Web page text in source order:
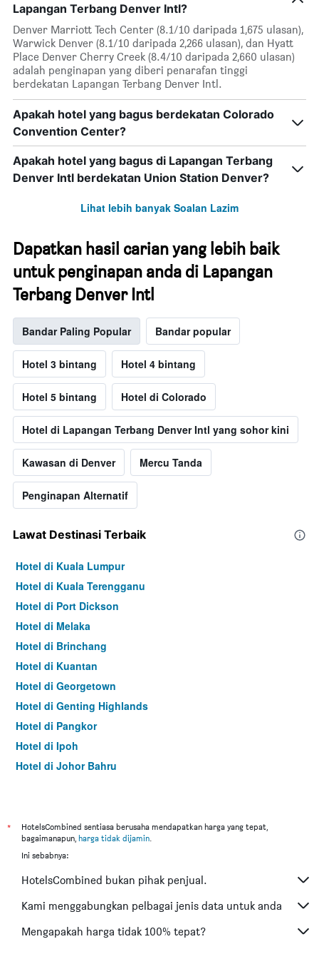
Lapangan Terbang Denver Intl?
Denver Marriott Tech Center (8.1/10 daripada 1,675 ulasan),
Warwick Denver (8.1/10 daripada 2,266 ulasan), dan Hyatt
Place Denver Cherry Creek (8.4/10 daripada 2,660 ulasan)
adalah penginapan yang diberi penarafan tinggi
berdekatan Lapangan Terbang Denver Intl.
Apakah hotel yang bagus berdekatan Colorado
Convention Center?
Apakah hotel yang bagus di Lapangan Terbang
Denver Intl berdekatan Union Station Denver?
Lihat lebih banyak Soalan Lazim
Dapatkan hasil carian yang lebih baik
untuk penginapan anda di Lapangan
Terbang Denver Intl
Bandar Paling Popular Bandar popular
Hotel 3 bintang Hotel 4 bintang
Hotel 5 bintang Hotel di Colorado
Hotel di Lapangan Terbang Denver Intl yang sohor kini
Kawasan di Denver Mercu Tanda
Penginapan Alternatif
Lawat Destinasi Terbaik
Hotel di Kuala Lumpur
Hotel di Kuala Terengganu
Hotel di Port Dickson
Hotel di Melaka
Hotel di Brinchang
Hotel di Kuantan
Hotel di Georgetown
Hotel di Genting Highlands
Hotel di Pangkor
Hotel di Ipoh
Hotel di Johor Bahru
Hotel di Kuching
Hotel di Tokyo
Hotel di Bangkok
Hotel di Putrajaya
Hotel di Shah Alam
*
HotelsCombined sentiasa berusaha mendapatkan harga yang tepat,
bagaimanapun, harga tidak dijamin.
Ini sebabnya:
HotelsCombined bukan pihak penjual.
Kami menggabungkan pelbagai jenis data untuk anda
Mengapakah harga tidak 100% tepat?